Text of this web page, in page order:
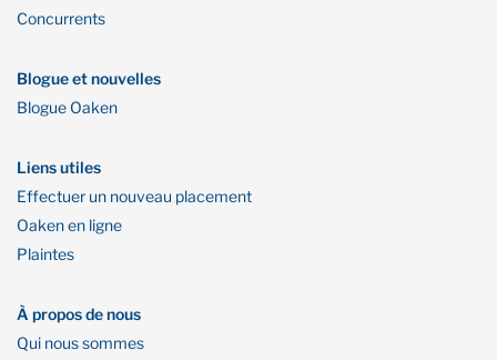
Concurrents
Blogue et nouvelles
Blogue Oaken
Liens utiles
Effectuer un nouveau placement
Oaken en ligne
Plaintes
À propos de nous
Qui nous sommes